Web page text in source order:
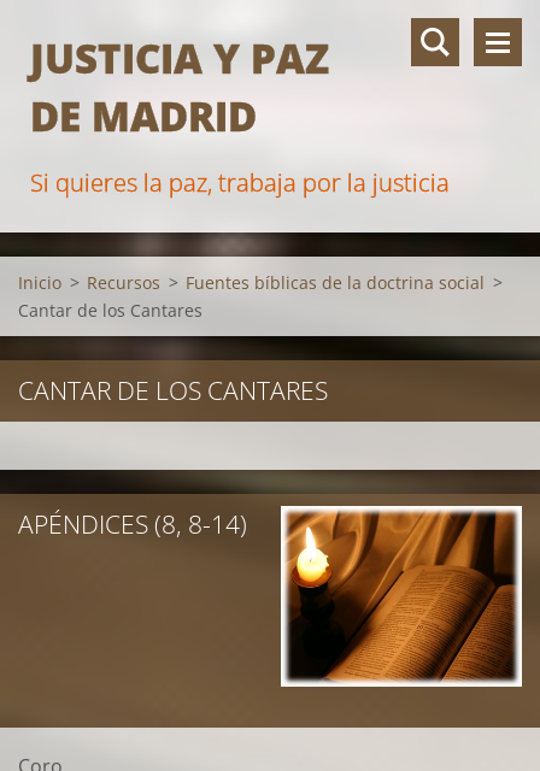
JUSTICIA Y PAZ
DE MADRID
Si quieres la paz, trabaja por la justicia
Inicio > Recursos > Fuentes bíblicas de la doctrina social >
Cantar de los Cantares
CANTAR DE LOS CANTARES
APÉNDICES (8, 8-14)